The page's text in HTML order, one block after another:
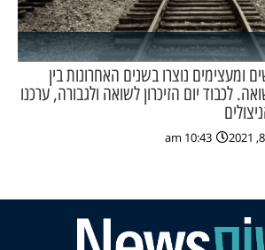
ומעצימים נוצרו בשנים האחרונות בין
לכבוד יום הזיכרון לשואה ולגבורה, ערכנו
10:43 am